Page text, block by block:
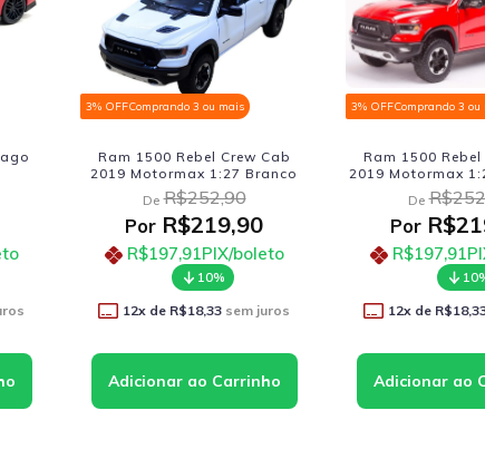
3 ou mais
Rebel Crew Cab
1:27 Branco
PIX/boleto
R$18,33 sem juros
3% OFFComprando 3 ou mais
Ram 1500 Rebel Crew Cab
2019 Motormax 1:27 Vermelho
Por
R$197,91 PIX/boleto
12x de R$18,33 sem juros
3%